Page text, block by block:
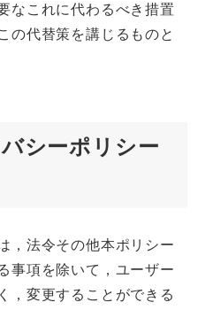
なこれに代わるべき措置
の代替策を講じるものと
シーポリシー
，法令その他本ポリシー
事項を除いて，ユーザー
，変更することができる